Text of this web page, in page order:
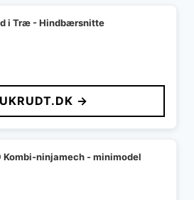
i Træ - Hindbærsnitte
er:
kr..
→
Kombi-ninjamech - minimodel